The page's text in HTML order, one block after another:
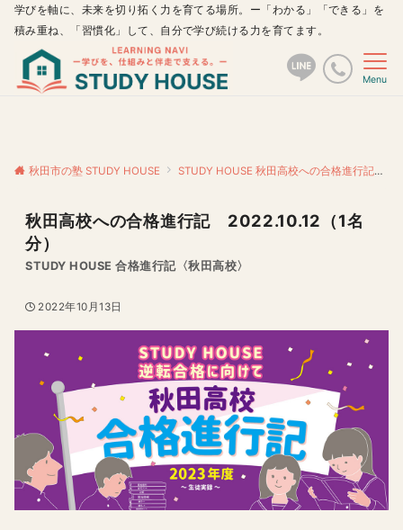
学びを軸に、未来を切り拓く力を育てる場所。ー「わかる」「できる」を
積み重ね、「習慣化」して、自分で学び続ける力を育てます。
Menu
秋田市の塾 STUDY HOUSE STUDY HOUSE 秋田高校への合格進行記
秋田高校への合格進行記 2022.10.12（1名
分）
STUDY HOUSE 合格進行記〈秋田高校〉
2022年10月13日